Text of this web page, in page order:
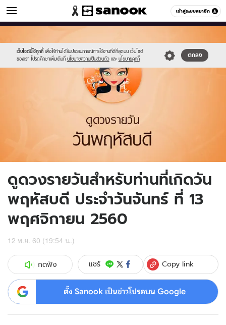
เข้าสู่ระบบสมาชิก
ดูดวง หมวดอื่นๆ
เว็บไซต์นี้ใช้คุกกี้ เพื่อให้ท่านได้รับประสบการณ์การใช้งานที่ดีที่สุดบน เว็บไซต์
ของเรา โปรดศึกษาเพิ่มเติมที่ นโยบายความเป็นส่วนตัว และ นโยบายคุกกี้
ตกลง
//s.isanook.com/sr/0/images/logo-
new-
sanook.png
//s.isanook.com/ho/0/ud/fxd/day/5_thu.jpg
ดูดวงรายวันสำหรับท่านที่เกิดวัน
พฤหัสบดี ประจำวันจันทร์ ที่ 13
พฤศจิกายน 2560
12 พ.ย. 60 (19:54 น.)
กดฟัง แชร์ Copy link
ตั้ง Sanook เป็นข่าวโปรดบน Google